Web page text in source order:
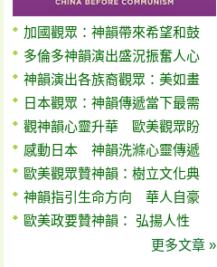
加國觀眾：神韻帶來希望和鼓
多倫多神韻演出盛況振奮人心
神韻演出各族裔觀眾：美如畫
日本觀眾：神韻傳遞當下最需
觀神韻心靈升華 歐美觀眾盼
感動日本 神韻洗滌心靈傳遞
歐美觀眾贊神韻：樹立文化典
神韻指引生命方向 華人自豪
歐美政要贊神韻： 弘揚人性
更多文章 »